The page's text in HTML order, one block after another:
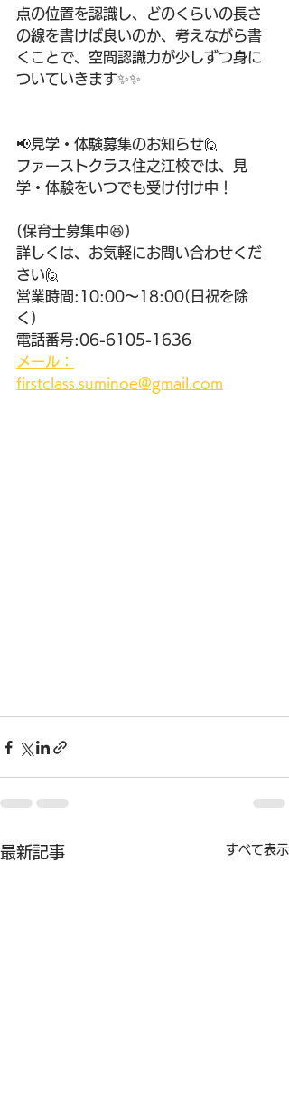
点の位置を認識し、どのくらいの長さ
の線を書けば良いのか、考えながら書
くことで、空間認識力が少しずつ身に
ついていきます✨✨
📢見学・体験募集のお知らせ🙋
ファーストクラス住之江校では、見
学・体験をいつでも受け付け中！
(保育士募集中😆)
詳しくは、お気軽にお問い合わせくだ
さい🙋
営業時間:10:00〜18:00(日祝を除
く)
電話番号:06-6105-1636
メール：
firstclass.suminoe@gmail.com
最新記事 すべて表示